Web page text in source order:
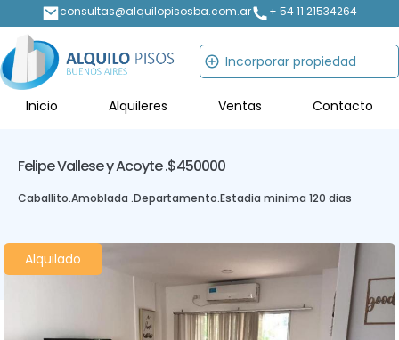
consultas@alquilopisosba.com.ar + 54 11 21534264
Incorporar propiedad
Inicio Alquileres Ventas Contacto
Felipe Vallese y Acoyte .$450000
Caballito.Amoblada .Departamento.Estadia minima 120 dias
Alquilado